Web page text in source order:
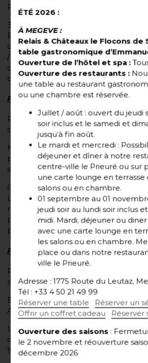
Pour 4 personnes :
300gr de chou rave, 200 gr crème
Beaufort, 50 gr de mascarpone,
champignons sauvages, ou
/ poivre, 100 gr de purée de cèleri,
oignons, 50 gr de beurre, Sucre PM,
de légumes
Préparation du Jaune séché
Préparer les ingrédients suivants :
de céleri / 2 œufs
Mélanger la purée, le sel et
pour obtenir une purée
salée. Mettre le mélange dans un
Clarifier les œufs, puis disposer les
Laisser au réfrigérateur pendant
retourner les jaunes. Le lendemain,
puis les mettre à sécher au four
pendant une journée.
Préparation des oignons séchés
Préparer les ingrédients suivants : 2
sel / sucre
Emincer les oignons, puis les
Assaisonner, faire caraméliser, et
Une fois cuits, étaler très finement
deux feuilles de papier sulfurisé.
four (50°) pendant 1 journée.
ÉTÉ 2026 :
À MEGEVE :
Relais & Châteaux le Flocons de
table gastronomique
Ouverture de l’hôtel et spa :
Ouverture des restaurants :
une table au restaurant
ou une chambre est réservée.
Juillet / août : ouvert du jeudi
soir inclus et le samedi et
jusqu’à fin août.
Le mardi et mercredi :
déjeuner et dîner à notre
centre-ville le Prieuré ou sur
une carte lounge en terrasse
salons ou en chambre.
01 septembre au 01
jeudi soir au lundi soir inclus
midi. Mardi, déjeuner ou
avec une carte lounge en
les salons ou en chambre.
place ou dans notre
ville le Prieuré.
Adresse : 1775 Route du Leutaz,
Tél : +33 4 50 21 49 99
Réserver une table
Réserver un
Offrir un coffret cadeau
Réserver
Ouverture des saisons :
le 2 novembre et réouverture
décembre 2026